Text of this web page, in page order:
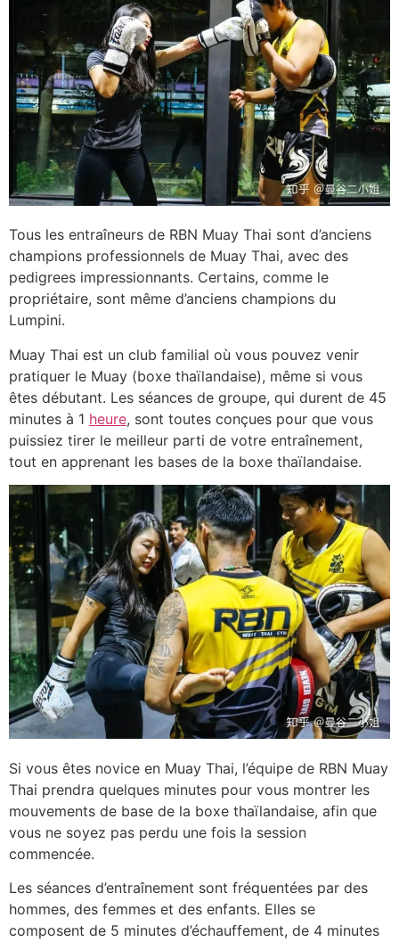
Tous les entraîneurs de RBN Muay Thai sont d’anciens
champions professionnels de Muay Thai, avec des
pedigrees impressionnants. Certains, comme le
propriétaire, sont même d’anciens champions du
Lumpini.
Muay Thai est un club familial où vous pouvez venir
pratiquer le Muay (boxe thaïlandaise), même si vous
êtes débutant. Les séances de groupe, qui durent de 45
minutes à 1 heure, sont toutes conçues pour que vous
puissiez tirer le meilleur parti de votre entraînement,
tout en apprenant les bases de la boxe thaïlandaise.
Si vous êtes novice en Muay Thai, l’équipe de RBN Muay
Thai prendra quelques minutes pour vous montrer les
mouvements de base de la boxe thaïlandaise, afin que
vous ne soyez pas perdu une fois la session
commencée.
Les séances d’entraînement sont fréquentées par des
hommes, des femmes et des enfants. Elles se
composent de 5 minutes d’échauffement, de 4 minutes